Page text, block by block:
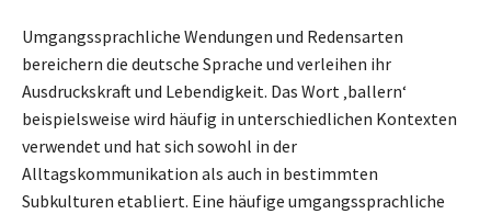
Umgangssprachliche Wendungen und Redensarten
bereichern die deutsche Sprache und verleihen ihr
Ausdruckskraft und Lebendigkeit. Das Wort ‚ballern‘
beispielsweise wird häufig in unterschiedlichen Kontexten
verwendet und hat sich sowohl in der
Alltagskommunikation als auch in bestimmten
Subkulturen etabliert. Eine häufige umgangssprachliche